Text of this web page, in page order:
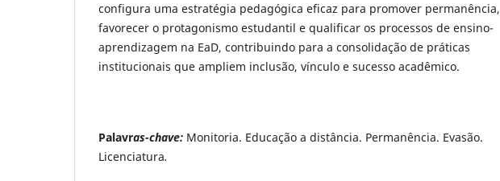
configura uma estratégia pedagógica eficaz para promover permanência,
favorecer o protagonismo estudantil e qualificar os processos de ensino-
aprendizagem na EaD, contribuindo para a consolidação de práticas
institucionais que ampliem inclusão, vínculo e sucesso acadêmico.
Palavras-chave: Monitoria. Educação a distância. Permanência. Evasão.
Licenciatura.